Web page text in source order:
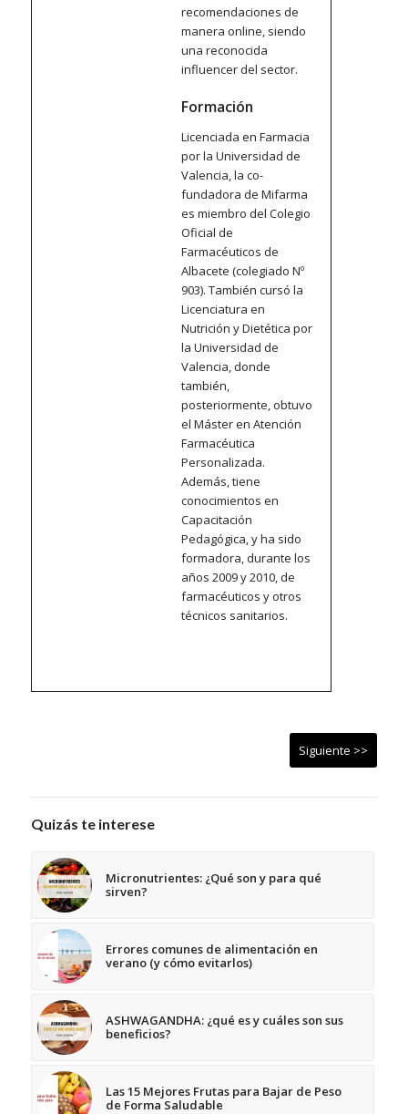
recomendaciones de
manera online, siendo
una reconocida
influencer del sector.
Formación
Licenciada en Farmacia
por la Universidad de
Valencia, la co-
fundadora de Mifarma
es miembro del Colegio
Oficial de
Farmacéuticos de
Albacete (colegiado Nº
903). También cursó la
Licenciatura en
Nutrición y Dietética por
la Universidad de
Valencia, donde
también,
posteriormente, obtuvo
el Máster en Atención
Farmacéutica
Personalizada.
Además, tiene
conocimientos en
Capacitación
Pedagógica, y ha sido
formadora, durante los
años 2009 y 2010, de
farmacéuticos y otros
técnicos sanitarios.
Siguiente >>
Quizás te interese
Micronutrientes: ¿Qué son y para qué
sirven?
Errores comunes de alimentación en
verano (y cómo evitarlos)
ASHWAGANDHA: ¿qué es y cuáles son sus
beneficios?
Las 15 Mejores Frutas para Bajar de Peso
de Forma Saludable